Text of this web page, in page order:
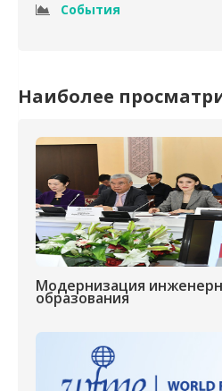
События
Наиболее
Модернизация
образования